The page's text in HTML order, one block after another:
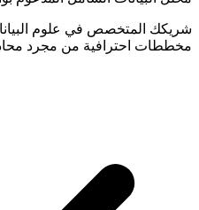
شريكك المتخصص في علوم
مخططات احترافية من مجرد